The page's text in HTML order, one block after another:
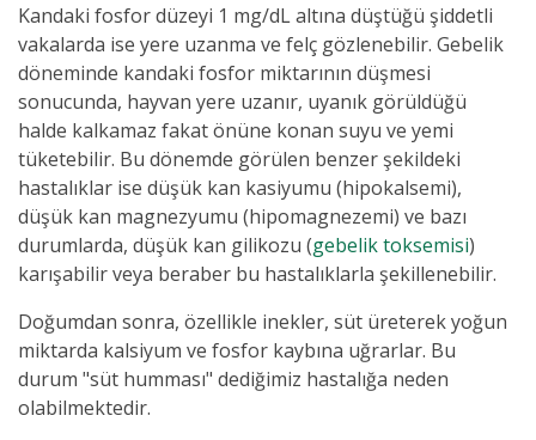
Kandaki fosfor düzeyi 1 mg/dL altına düştüğü şiddetli
vakalarda ise yere uzanma ve felç gözlenebilir. Gebelik
döneminde kandaki fosfor miktarının düşmesi
sonucunda, hayvan yere uzanır, uyanık görüldüğü
halde kalkamaz fakat önüne konan suyu ve yemi
tüketebilir. Bu dönemde görülen benzer şekildeki
hastalıklar ise düşük kan kasiyumu (hipokalsemi),
düşük kan magnezyumu (hipomagnezemi) ve bazı
durumlarda, düşük kan gilikozu (gebelik toksemisi)
karışabilir veya beraber bu hastalıklarla şekillenebilir.
Doğumdan sonra, özellikle inekler, süt üreterek yoğun
miktarda kalsiyum ve fosfor kaybına uğrarlar. Bu
durum "süt humması" dediğimiz hastalığa neden
olabilmektedir.